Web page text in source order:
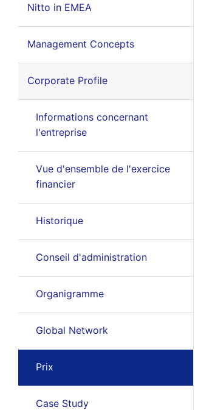
Nitto in EMEA
Management Concepts
Corporate Profile
Informations concernant
l'entreprise
Vue d'ensemble de l'exercice
financier
Historique
Conseil d'administration
Organigramme
Global Network
Prix
Case Study